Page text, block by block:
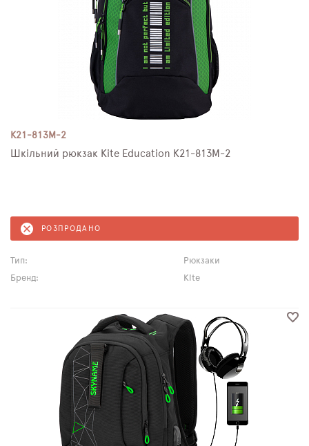
K21-813M-2
Шкільний рюкзак Kite Education K21-813M-2
РОЗПРОДАНО
Тип:
Рюкзаки
Бренд:
Kite